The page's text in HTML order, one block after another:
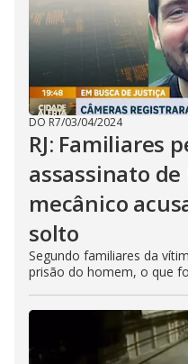
DO R7/03/04/2024
RJ: Familiares
assassinato
mecânico
solto
Segundo familiares da
prisão do homem, o que